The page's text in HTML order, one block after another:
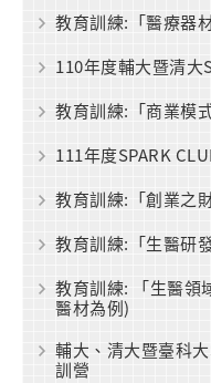
教育訓練:「醫療器
110年度輔大暨清大
教育訓練:「商業模
111年度SPARK
教育訓練:「創業之
教育訓練:「生醫研
教育訓練: 「生醫領
醫材為例)
輔大、清大暨臺科
訓營